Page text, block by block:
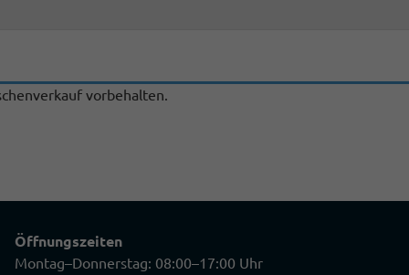
vorbehalten.
Öffnungszeiten
Montag–Donnerstag: 08:00–17:00 Uhr